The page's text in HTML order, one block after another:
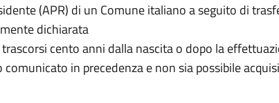
(APR) di un Comune italiano a seguito di
dichiarata
cento anni dalla nascita o dopo la
in precedenza e non sia possibile